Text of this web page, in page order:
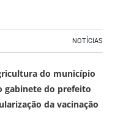
NOTÍCIAS
do município
gabinete do prefeito
da vacinação